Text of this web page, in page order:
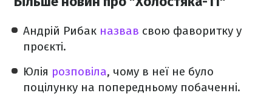
Андрій Рибак назвав свою фаворитку у
проєкті.
Юлія розповіла, чому в неї не було
поцілунку на попередньому побаченні.